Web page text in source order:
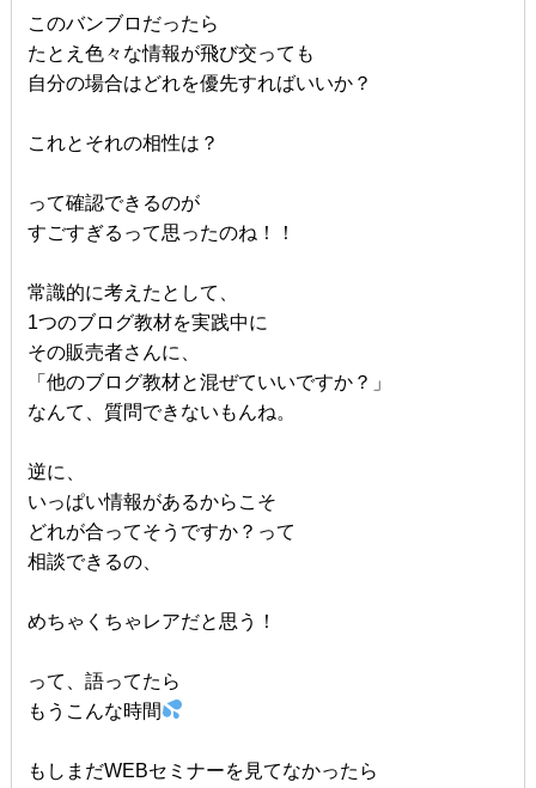
このバンブロだったら
たとえ色々な情報が飛び交っても
自分の場合はどれを優先すればいいか？
これとそれの相性は？
って確認できるのが
すごすぎるって思ったのね！！
常識的に考えたとして、
1つのブログ教材を実践中に
その販売者さんに、
「他のブログ教材と混ぜていいですか？」
なんて、質問できないもんね。
逆に、
いっぱい情報があるからこそ
どれが合ってそうですか？って
相談できるの、
めちゃくちゃレアだと思う！
って、語ってたら
もうこんな時間
もしまだWEBセミナーを見てなかったら